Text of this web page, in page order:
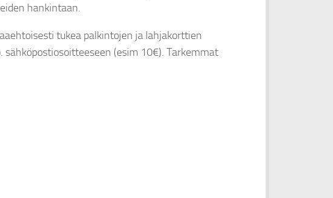
hankintaan.
tukea palkintojen ja lahjakorttien
(esim 10€). Tarkemmat